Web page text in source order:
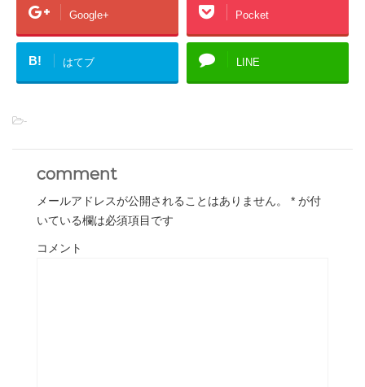
Google+ Pocket
B! はてブ LINE
-
comment
メールアドレスが公開されることはありません。 * が付
いている欄は必須項目です
コメント